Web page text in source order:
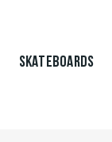
SKATEBOARDS